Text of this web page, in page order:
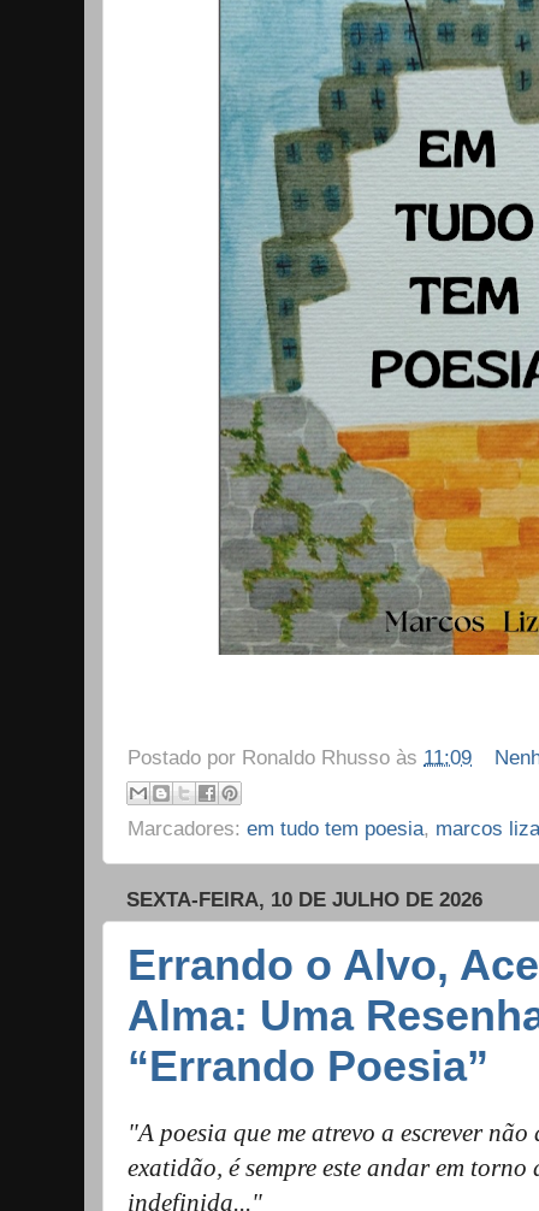
Postado por Ronaldo Rhusso às 11:09
Marcadores: em tudo tem poesia, marcos
SEXTA-FEIRA, 10 DE JULHO DE 2026
Errando o Alvo,
Alma: Uma
“Errando Poesia”
"A poesia que me atrevo a escrever
exatidão, é sempre este andar em torno
indefinida..."